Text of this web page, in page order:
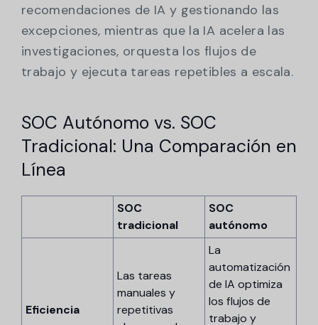
recomendaciones de IA y gestionando las
excepciones, mientras que la IA acelera las
investigaciones, orquesta los flujos de
trabajo y ejecuta tareas repetibles a escala.
SOC Autónomo vs. SOC
Tradicional: Una Comparación en
Línea
SOC
tradicional
SOC
autónomo
Eficiencia
Las tareas
manuales y
repetitivas
La
automatización
de IA optimiza
los flujos de
trabajo y